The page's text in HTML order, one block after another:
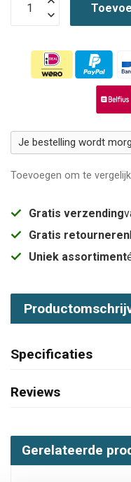
Je bestelling wordt
Toevoegen om te
Gratis verzending
Gratis retourneren
Uniek assortiment
Specificaties
Reviews
Gerelateerde